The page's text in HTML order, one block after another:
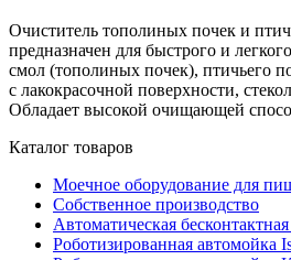
Очиститель тополиных почек и
предназначен для быстрого и
смол (тополиных почек), птичьего
с лакокрасочной поверхности,
Обладает высокой очищающей
Каталог товаров
Моечное оборудование для
Собственное производство
Автоматическая
Роботизированная автомойка